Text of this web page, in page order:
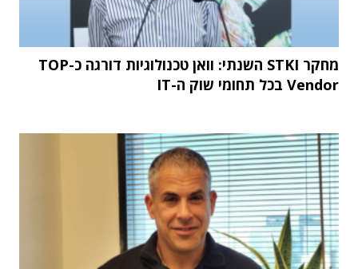
מחקר STKI השנתי: וואן טכנולוגיות דורגה כ-TOP
Vendor בכל תחומי שוק ה-IT